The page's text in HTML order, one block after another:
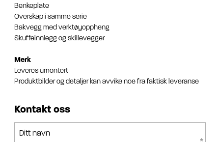
Benkeplate
Overskap i samme serie
Bakvegg med verktøyoppheng
Skuffeinnlegg og skillevegger
Merk
Leveres umontert
Produktbilder og detaljer kan avvike noe fra faktisk leveranse
Kontakt oss
Ditt navn